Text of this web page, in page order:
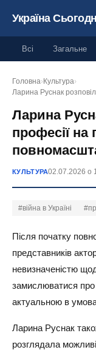
Україна
Всі Загальне
Головна› Культура›
Ларина Руснак
Ларина
професії на
КУЛЬТУРА02.07.2026 о
#війна в Україні
Після початку
представників
невизначеністю
замислюватися про
актуальною в
Ларина Руснак
розглядала